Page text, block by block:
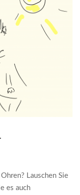
Lauschen Sie
es auch